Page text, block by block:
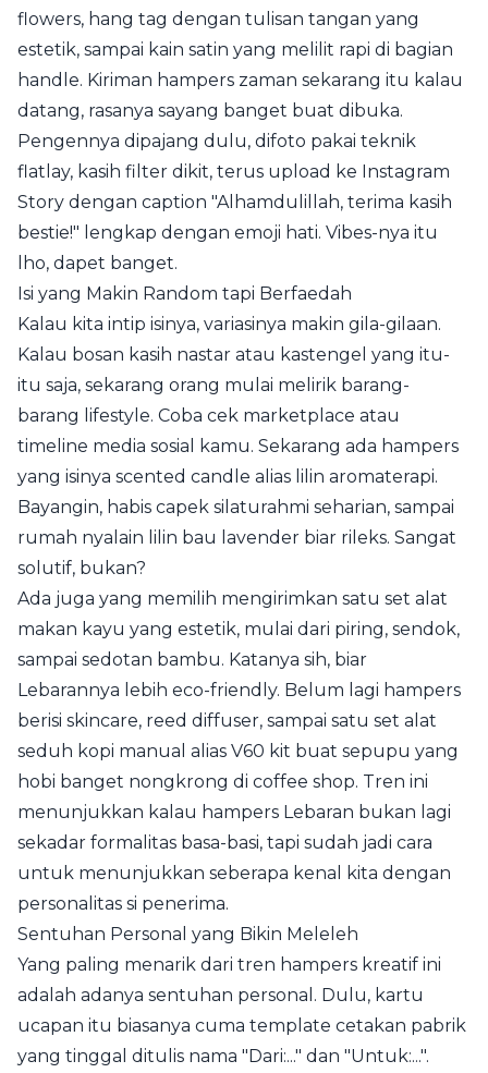
flowers, hang tag dengan tulisan tangan yang
estetik, sampai kain satin yang melilit rapi di bagian
handle. Kiriman hampers zaman sekarang itu kalau
datang, rasanya sayang banget buat dibuka.
Pengennya dipajang dulu, difoto pakai teknik
flatlay, kasih filter dikit, terus upload ke Instagram
Story dengan caption "Alhamdulillah, terima kasih
bestie!" lengkap dengan emoji hati. Vibes-nya itu
lho, dapet banget.
Isi yang Makin Random tapi Berfaedah
Kalau kita intip isinya, variasinya makin gila-gilaan.
Kalau bosan kasih nastar atau kastengel yang itu-
itu saja, sekarang orang mulai melirik barang-
barang lifestyle. Coba cek marketplace atau
timeline media sosial kamu. Sekarang ada hampers
yang isinya scented candle alias lilin aromaterapi.
Bayangin, habis capek silaturahmi seharian, sampai
rumah nyalain lilin bau lavender biar rileks. Sangat
solutif, bukan?
Ada juga yang memilih mengirimkan satu set alat
makan kayu yang estetik, mulai dari piring, sendok,
sampai sedotan bambu. Katanya sih, biar
Lebarannya lebih eco-friendly. Belum lagi hampers
berisi skincare, reed diffuser, sampai satu set alat
seduh kopi manual alias V60 kit buat sepupu yang
hobi banget nongkrong di coffee shop. Tren ini
menunjukkan kalau hampers Lebaran bukan lagi
sekadar formalitas basa-basi, tapi sudah jadi cara
untuk menunjukkan seberapa kenal kita dengan
personalitas si penerima.
Sentuhan Personal yang Bikin Meleleh
Yang paling menarik dari tren hampers kreatif ini
adalah adanya sentuhan personal. Dulu, kartu
ucapan itu biasanya cuma template cetakan pabrik
yang tinggal ditulis nama "Dari:..." dan "Untuk:...".